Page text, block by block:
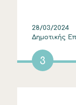
28/03/
Δημοτικής
3